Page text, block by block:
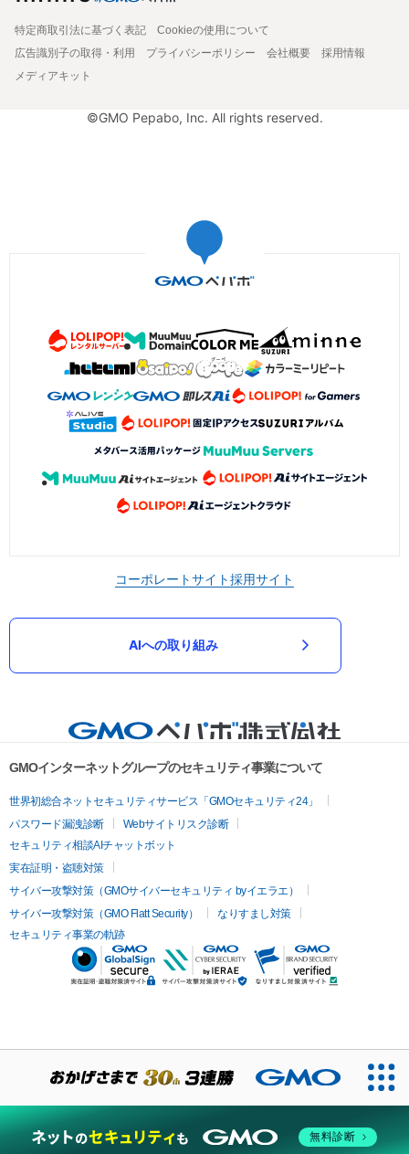
特定商取引法に基づく表記
Cookieの使用について
広告識別子の取得・利用
プライバシーポリシー 会社概要
採用情報
メディアキット
©GMO Pepabo, Inc. All rights reserved.
コーポレートサイト採用サイト
AIへの取り組み
GMOインターネットグループのセキュリティ事業について
世界初総合ネットセキュリティサービス「GMOセキュリティ24」
パスワード漏洩診断
Webサイトリスク診断
セキュリティ相談AIチャットボット
実在証明・盗聴対策
サイバー攻撃対策（GMOサイバーセキュリティ byイエラエ）
サイバー攻撃対策（GMO Flatt Security）
なりすまし対策
セキュリティ事業の軌跡
無料診断